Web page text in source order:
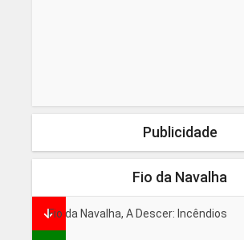
Publicidade
Fio da Navalha
Fio da Navalha, A Descer: Incêndios